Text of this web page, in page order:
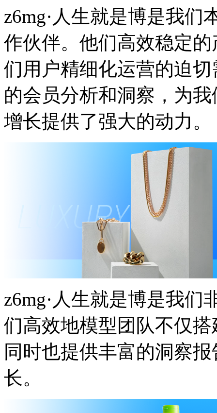
z6mg·人生就是博是我们
作伙伴。他们高效稳定
们用户精细化运营的迫切
的会员分析和洞察，
增长提供了强大的动力。
z6mg·人生就是博是我们非
们高效地模型团队不仅搭
同时也提供丰富的洞察报
长。